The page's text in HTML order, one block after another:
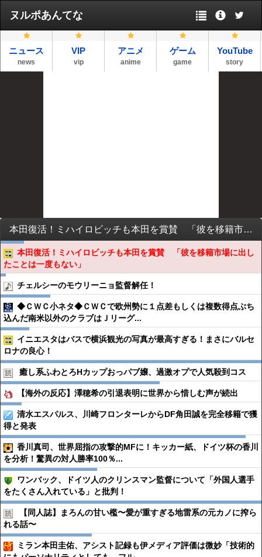
ヌルポあんてな
ニュース
news
VIP
vip
アニメ
anime
ゲーム
game
YouTube
story
本田復活！ミハイロビッチも本田を賞賛 「彼を移籍市場に出したことは一度もない」
本田復活！ミハイロビッチも本田を賞賛 「彼を移籍市場に出し
たことは一度もない」
チェルシーのモウリーニョ監督解任！
◆ＣＷＣ小ネタ◆ＣＷＣで欧州勢に１点差もしくは複数得点ぶち
込んだ南米以外のクラブはＪリーグ...
イニエスタはバスで横浜観光の写真が最高すぎる！まさにバルセ
ロナの良心！
癒し系ふわとろHカップおっパブ嬢、過激オプで人気殺到コス
【海外の反応】澤穂希の引退表明に世界から惜しむ声が続出
清水エスパルス、川崎フロンターレからDF角田誠を完全移籍で獲
得と発表
香川真司、世界屈指の攻撃的MFに！キッカー紙、ドイツ杯の香川
を分析！驚異の対人勝率100％...
ワンバック、ドイツ人のクリンスマン監督について「外国人選手
をたくさん入れている」と批判！
【同人誌】まろんの甘い檻〜愛が重すぎる地雷系の元カノに搾ら
れる話〜
ミラン本田圭佑、アシスト記録も伊メディア評価は微妙「技術的